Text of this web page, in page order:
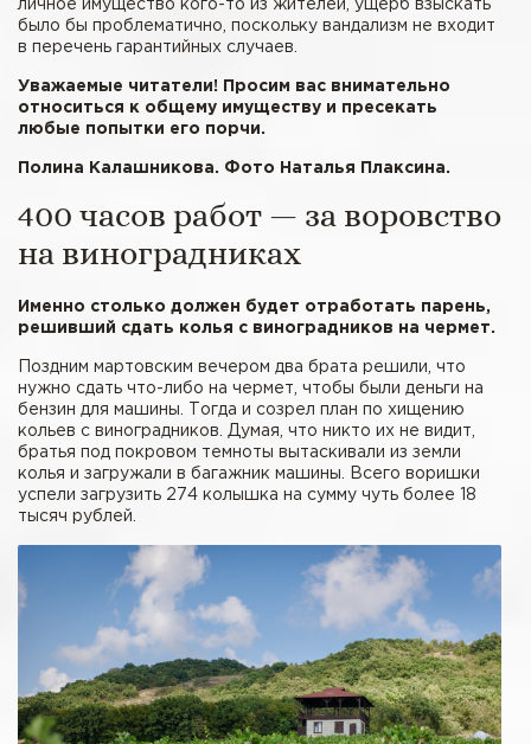
личное имущество кого-то из жителей, ущерб взыскать
было бы проблематично, поскольку вандализм не входит
в перечень гарантийных случаев.
Уважаемые читатели! Просим вас внимательно
относиться к общему имуществу и пресекать
любые попытки его порчи.
Полина Калашникова. Фото Наталья Плаксина.
400 часов работ — за воровство
на виноградниках
Именно столько должен будет отработать парень,
решивший сдать колья с виноградников на чермет.
Поздним мартовским вечером два брата решили, что
нужно сдать что-либо на чермет, чтобы были деньги на
бензин для машины. Тогда и созрел план по хищению
кольев с виноградников. Думая, что никто их не видит,
братья под покровом темноты вытаскивали из земли
колья и загружали в багажник машины. Всего воришки
успели загрузить 274 колышка на сумму чуть более 18
тысяч рублей.